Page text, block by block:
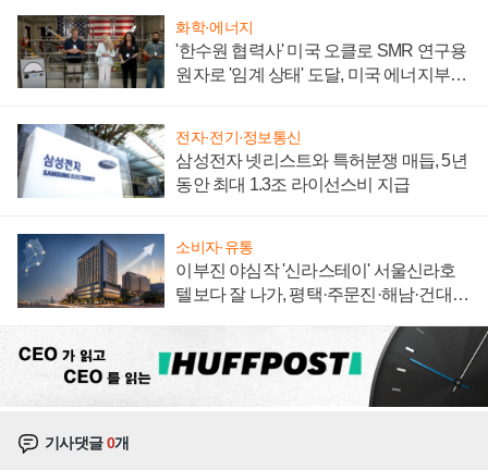
화학·에너지
'한수원 협력사' 미국 오클로 SMR 연구용
원자로 '임계 상태' 도달, 미국 에너지부
전자·전기·정보통신
삼성전자 넷리스트와 특허분쟁 매듭, 5년
동안 최대 1.3조 라이선스비 지급
소비자·유통
이부진 야심작 '신라스테이' 서울신라호
텔보다 잘 나가, 평택·주문진·해남·건대로
기사댓글0개